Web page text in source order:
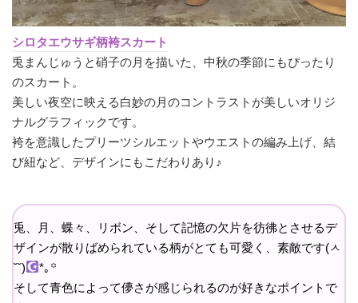
シロタエウサギ柄袴スカート
兎まんじゅうと硝子の月を描いた、中秋の季節にもぴったり
のスカート。
美しい夜空に映える白妙の月のコントラストが美しいオリジ
ナルグラフィックです。
袴を意識したプリーツシルエットやウエストの編み上げ、結
び紐など、デザインにもこだわりあり♪
兎、月、蝶々、リボン、そして記憶の欠片を彷彿とさせるデ
ザインが散りばめられている柄がとても可愛く、素敵です(ㅅ
˘˘)
*｡꙳
そして青色によって儚さが感じられるのが好きなポイントで